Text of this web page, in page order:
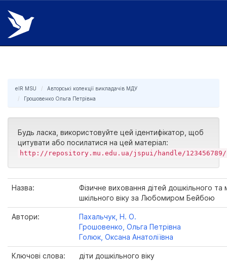
Skip
navigation
eIR MSU
Авторські колекції викладачів МДУ
Грошовенко Ольга Петрівна
Будь ласка, використовуйте цей ідентифікатор, щоб
цитувати або посилатися на цей матеріал:
http://repository.mu.edu.ua/jspui/handle/123456789/
Назва:
Фізичне виховання дітей дошкільного
шкільного віку за Любомиром Бейбою
Автори:
Пахальчук, Н. О.
Грошовенко, Ольга Петрівна
Голюк, Оксана Анатоліївна
Ключові слова:
діти дошкільного віку